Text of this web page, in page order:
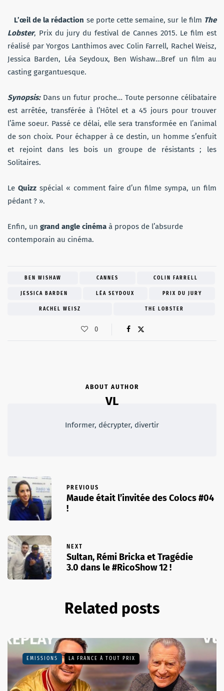
L’œil de la rédaction se porte cette semaine, sur le film The
Lobster, Prix du jury du festival de Cannes 2015. Le film est
réalisé par Yorgos Lanthimos avec Colin Farrell, Rachel Weisz,
Jessica Barden, Léa Seydoux, Ben Wishaw…Bref un film au
casting gargantuesque.
Synopsis: Dans un futur proche… Toute personne célibataire
est arrêtée, transférée à l’Hôtel et a 45 jours pour trouver
l’âme soeur. Passé ce délai, elle sera transformée en l’animal
de son choix. Pour échapper à ce destin, un homme s’enfuit
et rejoint dans les bois un groupe de résistants ; les
Solitaires.
Le Quizz spécial « comment faire d’un filme sympa, un film
pédant ? ».
Enfin, un grand angle cinéma à propos de l’absurde
contemporain au cinéma.
BEN WISHAW CANNES COLIN FARRELL
JESSICA BARDEN LÉA SEYDOUX PRIX DU JURY
RACHEL WEISZ THE LOBSTER
0
ABOUT AUTHOR
VL
Informer, décrypter, divertir
PREVIOUS
Maude était l’invitée des Colocs #04
!
NEXT
Sultan, Rémi Bricka et Tragédie
3.0 dans le #RicoShow 12 !
Related posts
EMISSIONS LA FRANCE À TOUT PRIX